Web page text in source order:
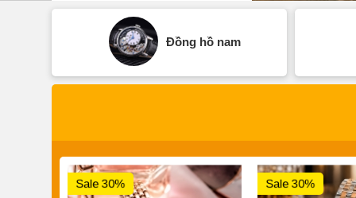
Đồng hồ nam
Sale 30% Sale 30%